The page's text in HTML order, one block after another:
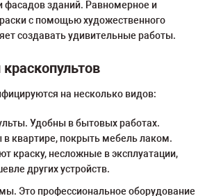
фасадов зданий. Равномерное и
с помощью художественного
создавать удивительные работы.
на несколько видов:
Удобны в бытовых работах.
в квартире, покрыть мебель лаком.
краску, несложные в эксплуатации,
других устройств.
Это профессиональное оборудование